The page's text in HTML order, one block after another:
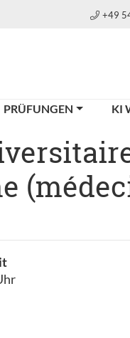
+49
PRÜFUNGEN KI